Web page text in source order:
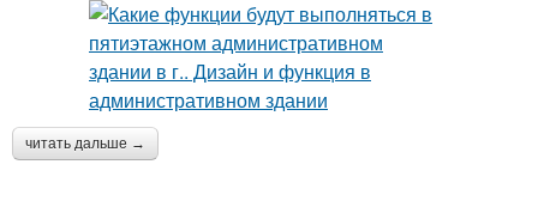
читать дальше →